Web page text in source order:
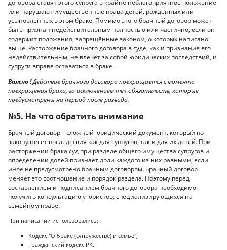
договора ставят этого супруга в крайне неблагоприятное положение
или нарушают имущественные права детей, рождённых или
усыновлённых в этом браке. Помимо этого брачный договор может
быть признан недействительным полностью или частично, если он
содержит положения, запрещённые законом, о которых написано
выше. Расторжение брачного договора в суде, как и признание его
недействительным, не влечёт за собой юридических последствий, и
супруги вправе оставаться в браке.
Важно !Действие брачного договора прекращается с момента
прекращения брака, за исключением тех обязательств, которые
предусмотрены на период после развода.
№5. На что обратить внимание
Брачный договор – сложный юридический документ, который по
закону несёт последствия как для супругов, так и для их детей. При
расторжении брака суд при разделе общего имущества супругов и
определении долей признаёт доли каждого из них равными, если
иное не предусмотрено брачным договором. Брачный договор
меняет это соотношение и порядок раздела. Поэтому перед
составлением и подписанием брачного договора необходимо
получить консультацию у юристов, специализирующихся на
семейном праве.
При написании использовались:
Кодекс "О браке (супружестве) и семье";
Гражданский кодекс РК.